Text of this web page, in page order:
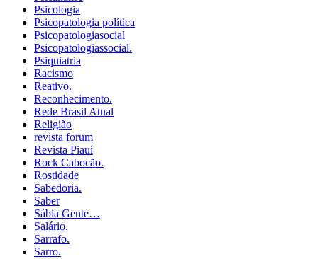
Psicologia
Psicopatologia política
Psicopatologiasocial
Psicopatologiassocial.
Psiquiatria
Racismo
Reativo.
Reconhecimento.
Rede Brasil Atual
Religião
revista forum
Revista Piaui
Rock Cabocão.
Rostidade
Sabedoria.
Saber
Sábia Gente…
Salário.
Sarrafo.
Sarro.